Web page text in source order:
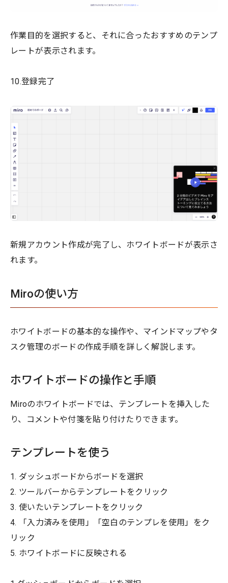
作業目的を選択すると、それに合ったおすすめのテンプ
レートが表示されます。
10.登録完了
新規アカウント作成が完了し、ホワイトボードが表示さ
れます。
Miroの使い方
ホワイトボードの基本的な操作や、マインドマップやタ
スク管理のボードの作成手順を詳しく解説します。
ホワイトボードの操作と手順
Miroのホワイトボードでは、テンプレートを挿入した
り、コメントや付箋を貼り付けたりできます。
テンプレートを使う
1. ダッシュボードからボードを選択
2. ツールバーからテンプレートをクリック
3. 使いたいテンプレートをクリック
4. 「入力済みを使用」「空白のテンプレを使用」をク
リック
5. ホワイトボードに反映される